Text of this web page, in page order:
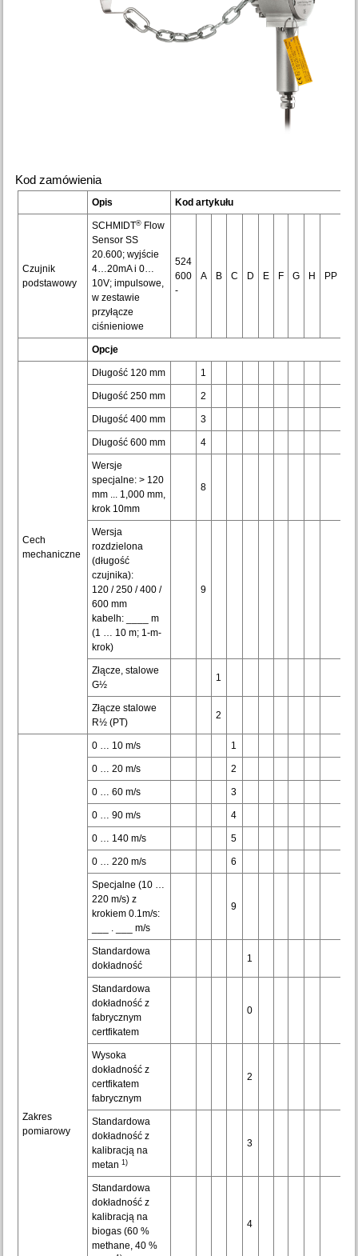
Kod zamówienia
Opis Kod artykułu
Czujnik
podstawowy
SCHMIDT®Flow
Sensor SS
20.600; wyjście
4…20mA i 0…
10V; impulsowe,
w zestawie
przyłącze
ciśnieniowe
524
600
-
A B C D E F G H PP
Opcje
Cech
mechaniczne
Długość 120 mm 1
Długość 250 mm 2
Długość 400 mm 3
Długość 600 mm 4
Wersje
specjalne: > 120
mm ... 1,000 mm,
krok 10mm
8
Wersja
rozdzielona
(długość
czujnika):
120 / 250 / 400 /
600 mm
kabelh: ____ m
(1 … 10 m; 1-m-
krok)
9
Złącze, stalowe
G½
1
Złącze stalowe
R½ (PT)
2
Zakres
pomiarowy
0 … 10 m/s 1
0 … 20 m/s 2
0 … 60 m/s 3
0 … 90 m/s 4
0 … 140 m/s 5
0 … 220 m/s 6
Specjalne (10 …
220 m/s) z
krokiem 0.1m/s:
___ . ___ m/s
9
Standardowa
dokładność
1
Standardowa
dokładność z
fabrycznym
certfikatem
0
Wysoka
dokładność z
certfikatem
fabrycznym
2
Standardowa
dokładność z
kalibracją na
metan 1)
3
Standardowa
dokładność z
kalibracją na
biogas (60 %
methane, 40 %
4